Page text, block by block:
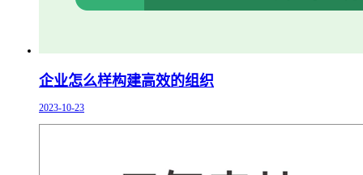
企业怎么样构建高效的组织
2023-10-23